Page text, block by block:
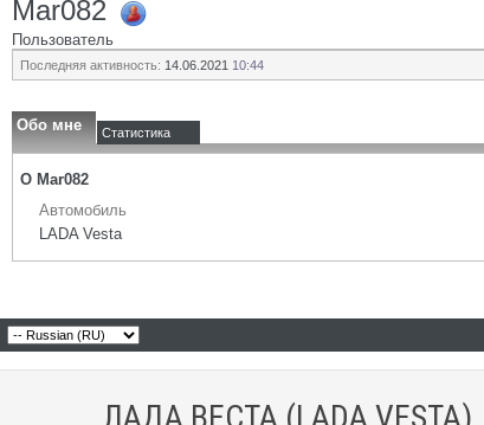
Mar082
Пользователь
Последняя активность: 14.06.2021 10:44
Обо мне Статистика
О Mar082
Автомобиль
LADA Vesta